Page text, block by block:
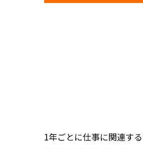
1年ごとに仕事に関連す